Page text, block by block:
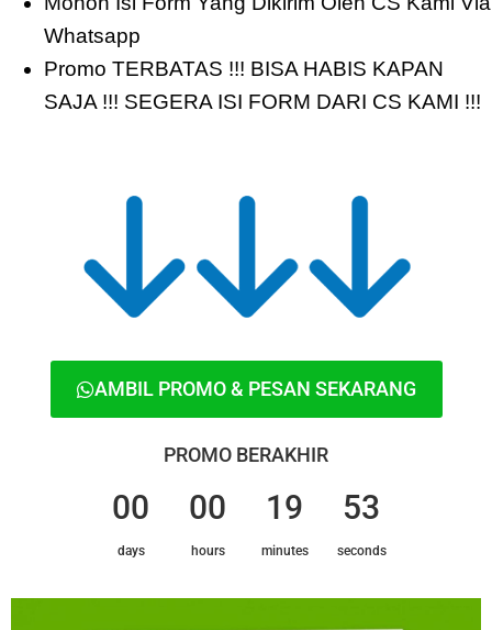
Whatsapp
Promo TERBATAS !!! BISA HABIS KAPAN
SAJA !!! SEGERA ISI FORM DARI CS KAMI !!!
AMBIL PROMO & PESAN SEKARANG
PROMO BERAKHIR
00
days
00
hours
19
minutes
53
seconds